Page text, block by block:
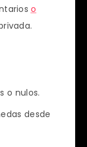
o
o nulos.
desde